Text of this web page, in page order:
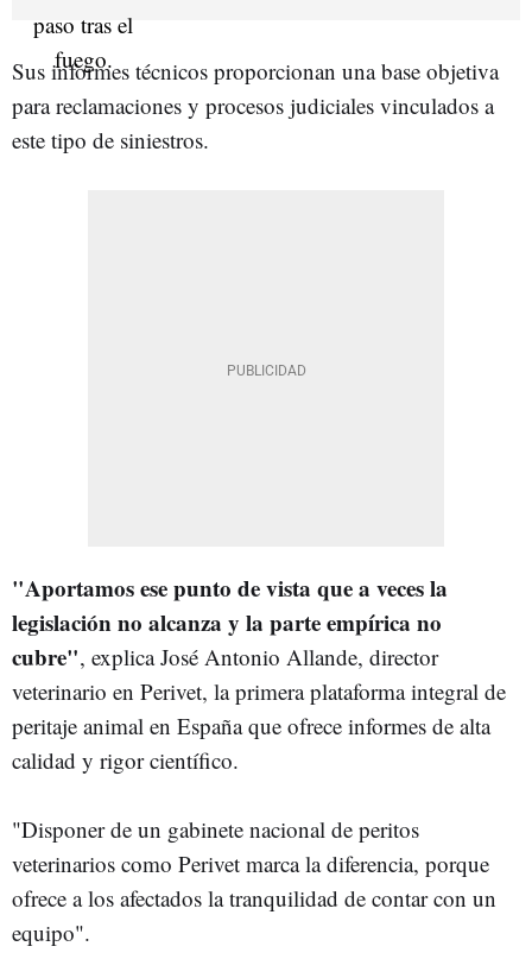
Sus informes técnicos proporcionan una base objetiva
para reclamaciones y procesos judiciales vinculados a
este tipo de siniestros.
"Aportamos ese punto de vista que a veces la
legislación no alcanza y la parte empírica no
cubre", explica José Antonio Allande, director
veterinario en Perivet, la primera plataforma integral de
peritaje animal en España que ofrece informes de alta
calidad y rigor científico.
"Disponer de un gabinete nacional de peritos
veterinarios como Perivet marca la diferencia, porque
ofrece a los afectados la tranquilidad de contar con un
equipo".